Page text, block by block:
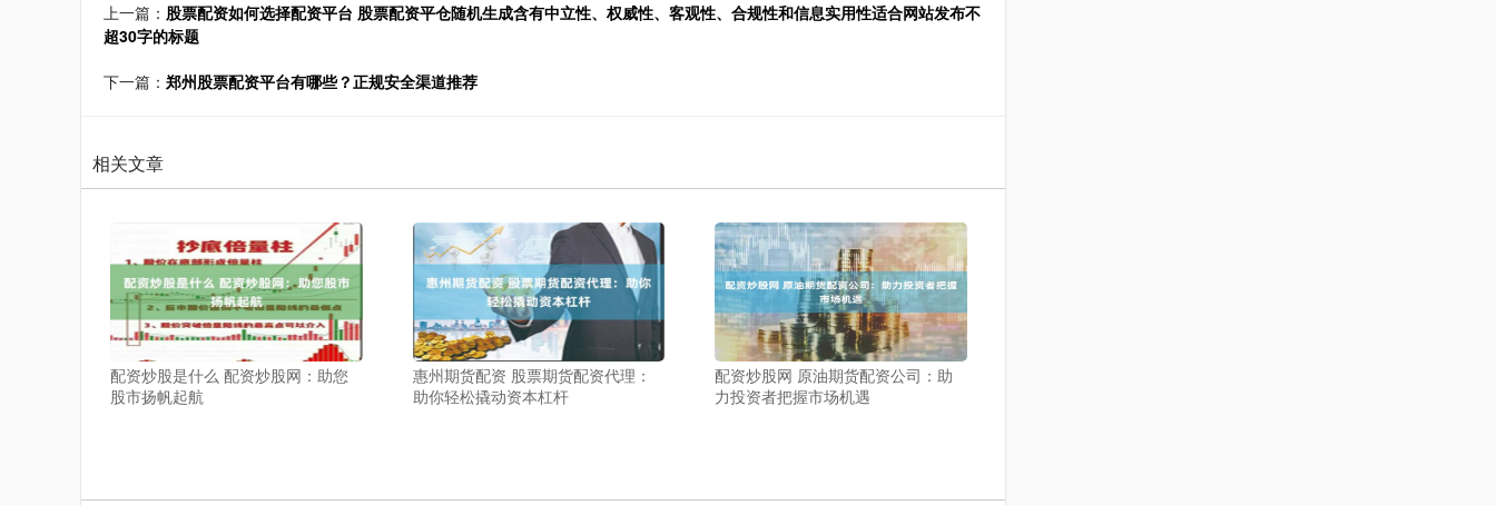
上一篇： 股票配资如何选择配资平台 股票配资平仓随机生成含有中立性、权威性、客观性、合规性和信息实用性适合网站发布不
超30字的标题
下一篇： 郑州股票配资平台有哪些？正规安全渠道推荐
相关文章
配资炒股是什么 配资炒股网：助您
股市扬帆起航
惠州期货配资 股票期货配资代理：
助你轻松撬动资本杠杆
配资炒股网 原油期货配资公司：助
力投资者把握市场机遇